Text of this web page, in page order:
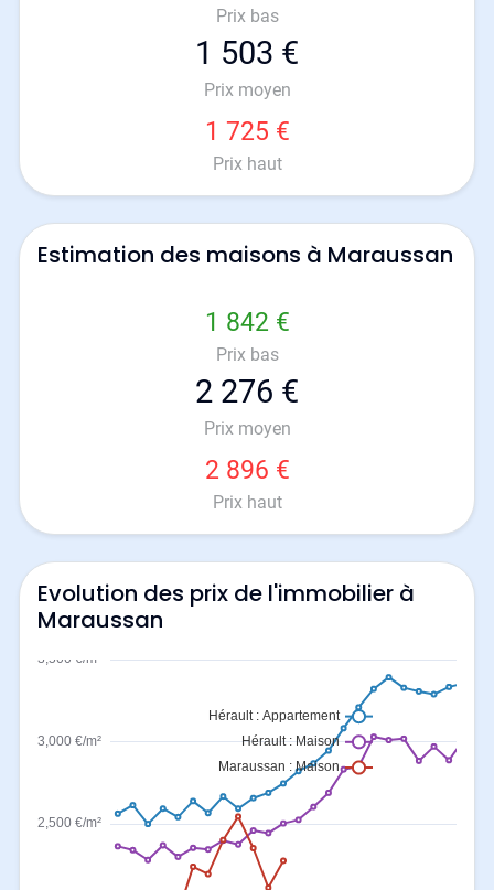
Prix bas
1 503 €
Prix moyen
1 725 €
Prix haut
Estimation des maisons à Maraussan
1 842 €
Prix bas
2 276 €
Prix moyen
2 896 €
Prix haut
Evolution des prix de l'immobilier à
Maraussan